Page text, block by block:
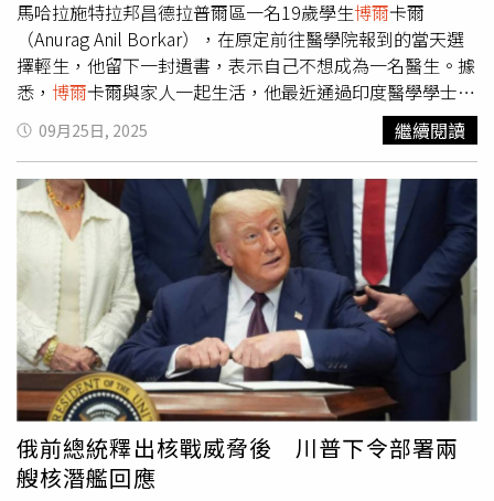
核彈頭與700套投射系統。俄羅斯總統普丁（Vladimir
Putin）與拜登於2021年2月將該條約延長5年，但條文並未
允許再次正式延長。許多專家擔憂，該條約到期後，可能引
發美中俄三方的核軍備競賽。軍備控制倡議團體「軍備控制
協會」（Arms Control Association）執行長金
博爾（Daryl
Kimball）表示：「更多的核武，以及外交的缺席，不會讓
任何人更安全，無論是中國、俄羅斯，還是美國。」
這一地區長期飽受氣候變遷與安全危機雙重打擊。ISWAP與
博科聖地勢力再起衝突，奈及利亞北部安全情勢嚴峻。回顧
雙方恩怨，2021年5月，ISWAP曾攻擊博科聖地在桑比薩森
林（Sambisa）的長期基地，博科聖地領袖謝考（Abubakar
Shekau）傳出當時自爆身亡。2022年底至2023年初，博科
聖地也對ISWAP位於
諾州的兩處基地發動突襲，奪取大
量武器，造成超過100人死亡、35人受傷。自2009年博科聖
地創始人穆罕默德尤素（Mohammed Yusuf）遭到軍方法外
處決以來，奈及利亞東北部的極端暴力衝突已造成超過4萬
人死亡、約200萬人流離失所，災情持續擴大，令當局難以
招架。ISWAP與博科聖地勢力再起衝突，奈及利亞北部安全
情勢嚴峻。（圖／翻攝自X，@DailyPostNGR）
馬哈拉施特拉邦昌德拉普爾區一名19歲學生博爾卡爾
（Anurag Anil Borkar），在原定前往醫學院報到的當天選
擇輕生，他留下一封遺書，表示自己不想成為一名醫生。據
悉， 博爾卡爾與家人一起生活，他最近通過印度醫學學士入
學考試（NEET UG 2025），取得99.99%亮眼成績，在
OBC社會類別取得全印度第1475名，本來要去北方邦戈拉
克布爾的醫學院讀醫學學士和外科學士（MBBS）。警方
稱，博爾卡爾在家中輕生，該案件目前由警方調查中。報導
提及，許多青少年在學業和學校生活中承受著巨大的壓力，
他們應該記住，學校和大學只是人生的一部分並非一切，青
少年為了更好地應對壓力，應該嘗試親友談論自己所經歷的
困難，分享自己的感受，有助於感受到有人正在支持，減少
孤獨感。此消息一出，不少網友紛紛留言「想到三個傻瓜裡
院長的兒子」、「有些人求神拜佛只為能猜到補考及格」、
「99.99%還只是1475名，前面都是100%嗎」。◎勇敢求
救並非弱者，您的痛苦有人願意傾聽，請撥打1995
09月25日, 2025 繼續閱讀
俄前總統釋出核戰威脅後 川普下令部署兩
艘核潛艦回應